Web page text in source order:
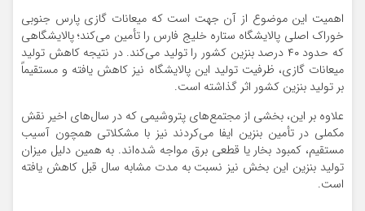
اهمیت این موضوع از آن جهت است که میعانات گازی پارس جنوبی
خوراک اصلی پالایشگاه ستاره خلیج فارس را تأمین می‌کند؛ پالایشگاهی
که حدود ۴۰ درصد بنزین کشور را تولید می‌کند. در نتیجه کاهش تولید
میعانات گازی، ظرفیت تولید این پالایشگاه نیز کاهش یافته و مستقیماً
بر تولید بنزین کشور اثر گذاشته است.
علاوه بر این، بخشی از مجتمع‌های پتروشیمی که در سال‌های اخیر نقش
مکملی در تأمین بنزین ایفا می‌کردند نیز با مشکلاتی همچون آسیب
مستقیم، کمبود بخار یا قطعی برق مواجه شده‌اند. به همین دلیل میزان
تولید بنزین این بخش نیز نسبت به مدت مشابه سال قبل کاهش یافته
است.